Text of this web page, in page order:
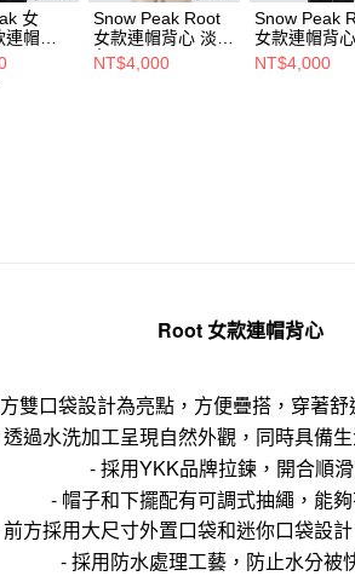
女
連帽背
Snow Peak Root
女款連帽背心 淡黃
色
NT$4,000
Snow Peak
女款連帽背
NT$4,000
Root 女款連帽背心
雙口袋設計為亮點，方便疊搭，穿著
過水洗加工呈現自然外觀，同時具備
- 採用YKK品牌拉鍊，開合順
- 帽子和下擺配有可調式抽繩，能
方採用大尺寸外置口袋和迷你口袋設
- 採用防水處理工藝，防止水分被